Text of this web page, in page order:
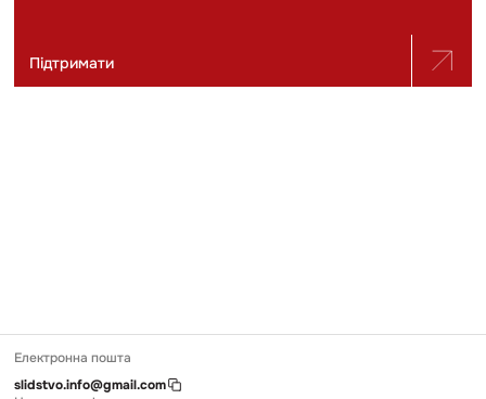
Підтримати
Електронна пошта
slidstvo.info@gmail.com